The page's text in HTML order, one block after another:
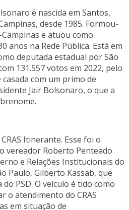
é nascida em Santos,
desde 1985. Formou-
e atuou como
anos na Rede Pública. Está em
deputada estadual por São
131.557 votos em 2022, pelo
com um primo de
Jair Bolsonaro, o que a
Itinerante. Esse foi o
vereador Roberto Penteado
e Relações Institucionais do
Paulo, Gilberto Kassab, que
PSD. O veículo é tido como
o atendimento do CRAS
em situação de